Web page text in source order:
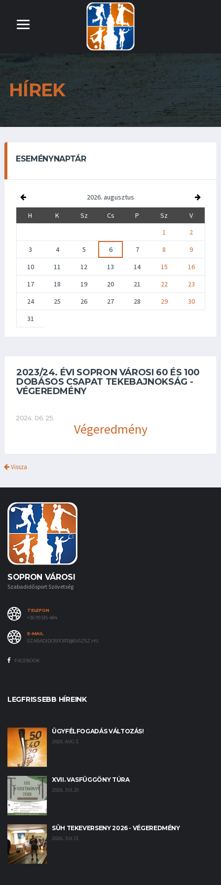
HÍREK
ESEMÉNYNAPTÁR
2026. augusztus
H K Sz Cs P Sz
V
1
2
3
4 5 6 7 8
9
10
11 12 13 14 15
16
17
18 19 20 21 22
23
24
25 26 27 28 29
30
31
2023/24. ÉVI SOPRON VÁROSI 60 ÉS 100
DOBÁSOS CSAPAT TEKEBAJNOKSÁG -
VÉGEREDMÉNY
2024. 06. 25.
Végeredmény
Vissza
SOPRON VÁROSI
Szabadidősport Szövetség
TELEFON
+36 99 515 484
E-MAIL
SZABADIDOSPORT@SVSZSZ.HU
FACEBOOK
LEGFRISSEBB HÍREINK
ÜGYFÉLFOGADÁS VÁLTOZÁS!
2026. AUG 3.
XVII. VASFÜGGÖNY TÚRA
2026. JUL 21.
SÜH TEKEVERSENY 2026 - VÉGEREDMÉNY
2026. JUL 13.